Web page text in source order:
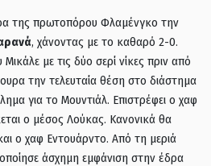
της πρωτοπόρου Φλαμένγκο την
, χάνοντας με το καθαρό 2-0.
με τις δύο σερί νίκες πριν από
την τελευταία θέση στο διάστημα
για το Μουντιάλ. Επιστρέφει ο χαφ
ο μέσος Λούκας. Κανονικά θα
ο χαφ Εντουάρντο. Από τη μεριά
άσχημη εμφάνιση στην έδρα